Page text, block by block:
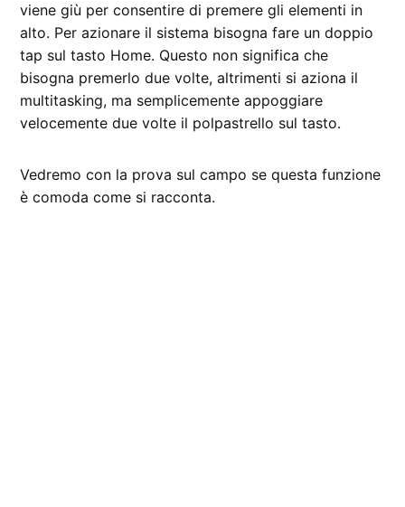
viene giù per consentire di premere gli elementi in
alto. Per azionare il sistema bisogna fare un doppio
tap sul tasto Home. Questo non significa che
bisogna premerlo due volte, altrimenti si aziona il
multitasking, ma semplicemente appoggiare
velocemente due volte il polpastrello sul tasto.
Vedremo con la prova sul campo se questa funzione
è comoda come si racconta.